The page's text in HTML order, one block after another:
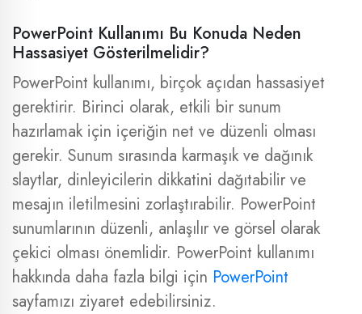
PowerPoint Kullanımı Bu Konuda Neden
Hassasiyet Gösterilmelidir?
PowerPoint kullanımı, birçok açıdan hassasiyet
gerektirir. Birinci olarak, etkili bir sunum
hazırlamak için içeriğin net ve düzenli olması
gerekir. Sunum sırasında karmaşık ve dağınık
slaytlar, dinleyicilerin dikkatini dağıtabilir ve
mesajın iletilmesini zorlaştırabilir. PowerPoint
sunumlarının düzenli, anlaşılır ve görsel olarak
çekici olması önemlidir. PowerPoint kullanımı
hakkında daha fazla bilgi için PowerPoint
sayfamızı ziyaret edebilirsiniz.